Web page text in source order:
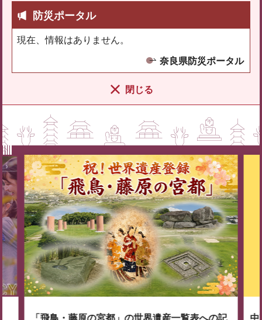
防災ポータル
現在、情報はありません。
奈良県防災ポータル
閉じる